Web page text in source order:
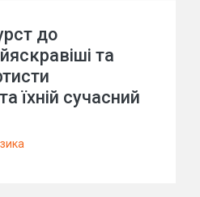
до
та
їхній сучасний